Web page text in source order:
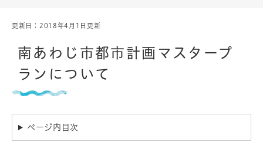
本
更新日：2018年4月1日更新
南あわじ市都市計画マスタープ
ランについて
ページ内目次